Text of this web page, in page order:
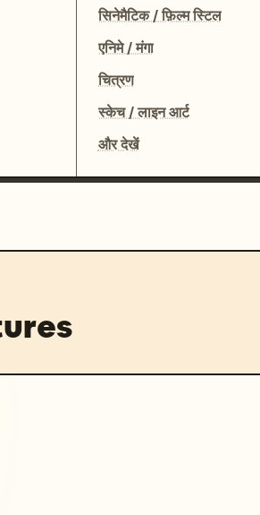
सिनेमैटिक / फ़िल्म स्टिल
एनिमे / मंगा
चित्रण
स्केच / लाइन आर्ट
और देखें